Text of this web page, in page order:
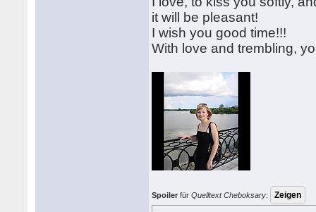
it will be pleasant!
I wish you good time!!!
With love and trembling,
Spoiler fürQuelltext Cheboksary: